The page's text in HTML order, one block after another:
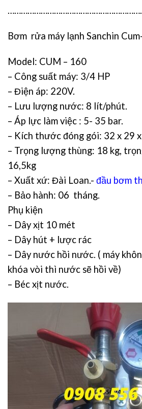
Bơm rửa máy lạnh Sanchin
Model: CUM – 160
– Công suất máy: 3/4 HP
– Điện áp: 220V.
– Lưu lượng nước: 8 lít/phút.
– Áp lực làm việc : 5- 35 bar.
– Kích thước đóng gói: 32 x 29
– Trọng lượng thùng: 18 kg,
16,5kg
– Xuất xứ: Đài Loan.- đầu bơm
– Bảo hành: 06 tháng.
Phụ kiện
– Dây xịt 10 mét
– Dây hút + lược rác
– Dây nước hồi nước. ( máy
khóa vòi thì nước sẽ hồi về)
– Béc xịt nước.